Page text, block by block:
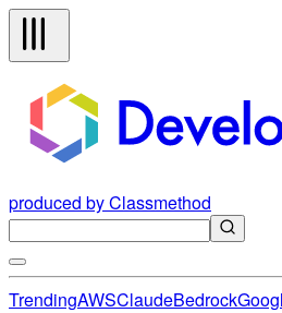
produced by Classmethod
TrendingAWSClaudeBedrock